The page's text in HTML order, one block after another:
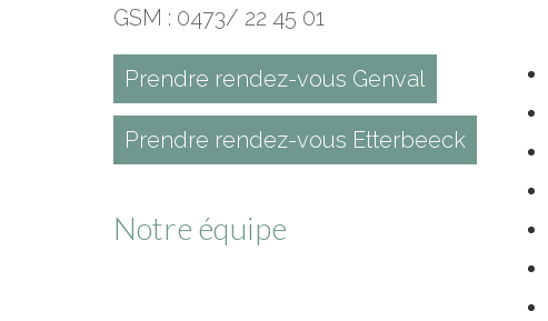
GSM : 0473/ 22 45 01
Prendre rendez-vous Genval
Prendre rendez-vous Etterbeeck
Notre équipe